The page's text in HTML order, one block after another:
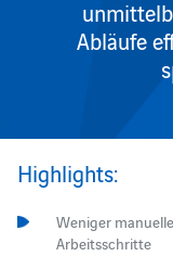
Abläufe
Highlights:
Weniger
Arbeitsschritte